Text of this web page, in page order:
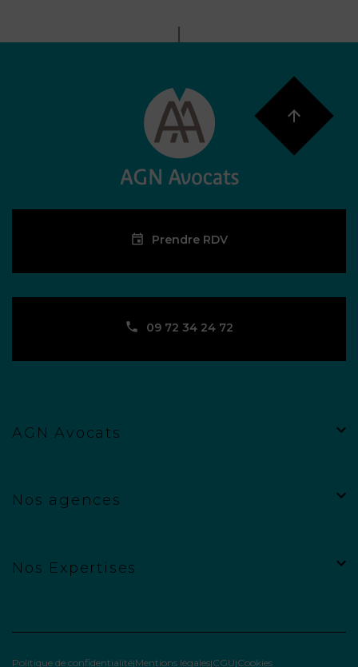
Prendre RDV
09 72 34 24 72
AGN Avocats
Nos agences
Nos Expertises
Politique de confidentialité Mentions légales CGU Cookies